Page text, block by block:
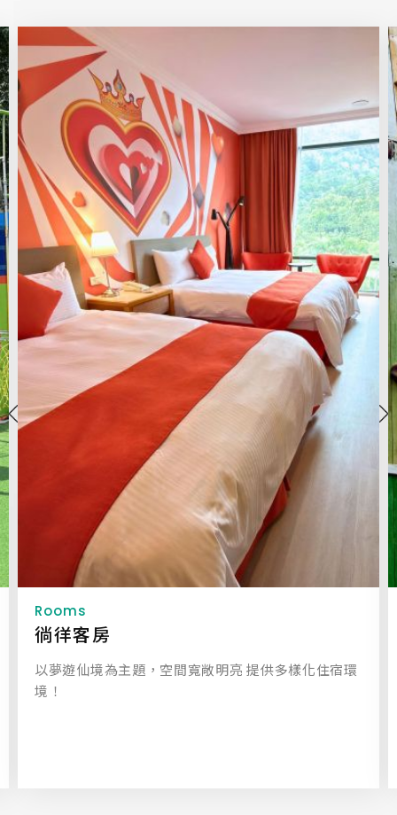
Rooms
徜徉客房
以夢遊仙境為主題，空間寬敞明亮 提供多樣化住宿環
境！